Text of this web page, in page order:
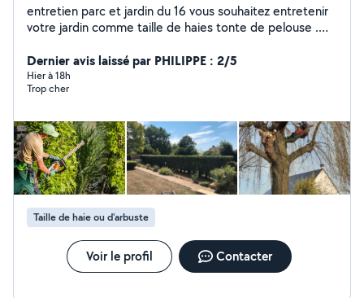
entretien parc et jardin du 16 vous souhaitez entretenir
votre jardin comme taille de haies tonte de pelouse .
autre travaux appelé mois je me déplace gratuitement
avec ou sans devis merci
Dernier avis laissé par PHILIPPE : 2/5
Hier à 18h
Trop cher
Taille de haie ou d'arbuste
Voir le profil Contacter